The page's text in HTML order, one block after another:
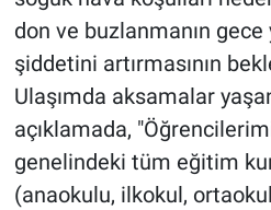
don ve buzlanmanın gece
şiddetini artırmasının
Ulaşımda aksamalar
açıklamada,
genelindeki tüm eğitim
(anaokulu, ilkokul,